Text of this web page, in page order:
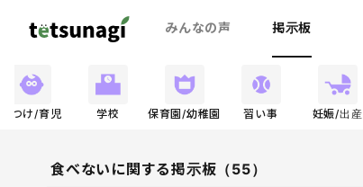
みんなの声 掲示板
しつけ/育児 学校 保育園/幼稚園 習い事 妊娠/出産
食べないに関する掲示板（55）